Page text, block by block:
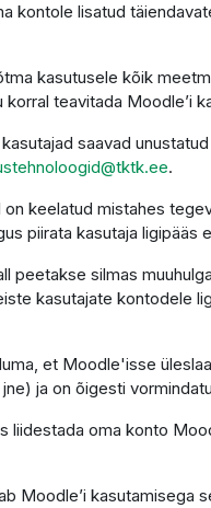
kontole lisatud
kasutusele kõik
korral teavitada Moodle’i
saavad
.
on keelatud mistahes
piirata kasutaja ligipääs
peetakse silmas
kasutajate kontodele
et Moodle'isse
ja on õigesti
liidestada oma konto
Moodle’i